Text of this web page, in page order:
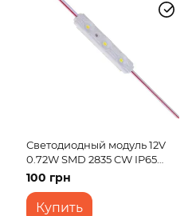
Светодиодный модуль 12V
0.72W SMD 2835 CW IP65
(BY-092/3)
100 грн
Купить